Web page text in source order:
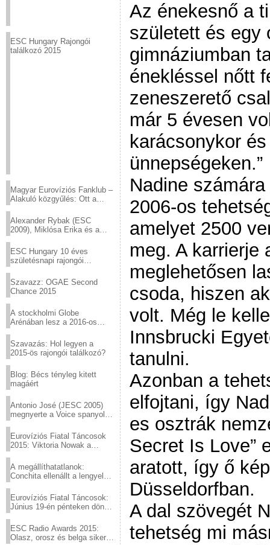
ESC Hungary Rajongói
találkozó 2015
Magyar Eurovíziós Fanklub –
Alakuló közgyűlés: Ott a
Alexander Rybak (ESC
2009), Miklósa Erika és a
sztárjai a Margitszigeten
ESC Hungary 10 éves
születésnapi rajongói
Szavazz: OGAE Second
Chance 2015
A stockholmi Globe
Arénában lesz a 2016-os
Szavazás: Hol legyen a
2015-ös rajongói találkozó?
Blog: Bécs tényleg kitett
magáért
Antonio José (JESC 2005)
megnyerte a Voice spanyol
Eurovíziós Fiatal Táncosok
2015: Viktoria Nowak a
A megállíthatatlanok:
Conchita ellenállt a lengyel
Eurovíziós Fiatal Táncosok:
Június 19-én pénteken döntő
ESC Radio Awards 2015:
Olasz, orosz és belga siker,
Az énekesnő a
született és egy
gimnáziumban
énekléssel nőtt
zeneszerető
már 5 évesen
karácsonykor
ünnepségeken.”
Nadine
2006-os
amelyet 2500
meg. A karrierje
meglehetősen
csoda, hiszen
volt. Még le
Innsbrucki
tanulni.
Azonban a
elfojtani, így
es osztrák
Secret Is Love”
aratott, így ő
Düsseldorfban.
A dal szövegét
tehetség mi